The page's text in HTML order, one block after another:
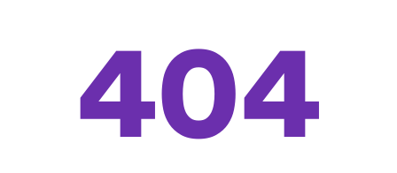
404